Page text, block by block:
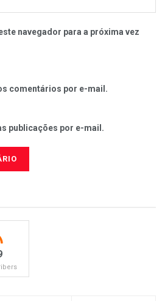
navegador para a próxima vez
comentários por e-mail.
publicações por e-mail.